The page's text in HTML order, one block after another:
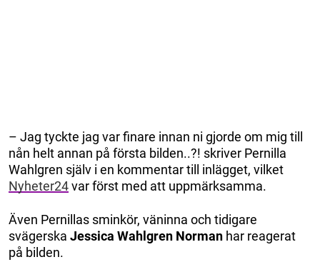
– Jag tyckte jag var finare innan ni gjorde om mig till
nån helt annan på första bilden..?! skriver Pernilla
Wahlgren själv i en kommentar till inlägget, vilket
Nyheter24var först med att uppmärksamma.
Även Pernillas sminkör, väninna och tidigare
svägerska Jessica Wahlgren Norman har reagerat
på bilden.